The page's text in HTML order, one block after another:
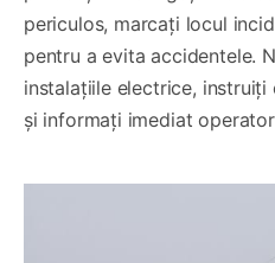
periculos, marcați locul
pentru a evita accidentele.
instalațiile electrice,
și informați imediat